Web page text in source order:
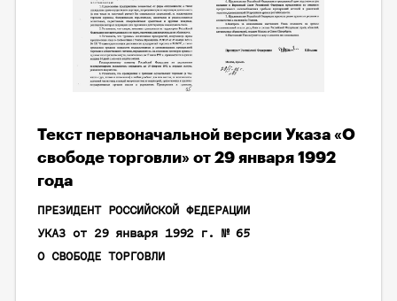
Текст первоначальной версии Указа «О
свободе торговли» от 29 января 1992
года
ПРЕЗИДЕНТ РОССИЙСКОЙ ФЕДЕРАЦИИ
УКАЗ от 29 января 1992 г. № 65
О СВОБОДЕ ТОРГОВЛИ